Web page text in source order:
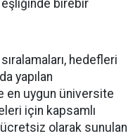
eşliğinde birebir
hedefleri
yapılan
en uygun üniversite
için kapsamlı
olarak sunulan